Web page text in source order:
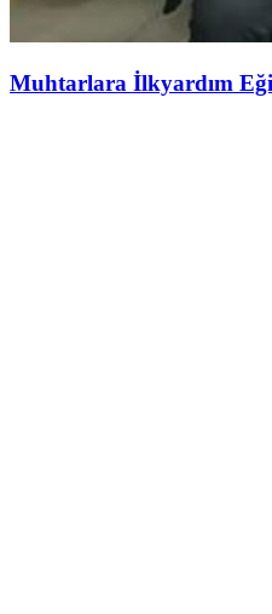
Muhtarlara İlkyardım